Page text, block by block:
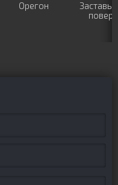
Орегон
Заставь